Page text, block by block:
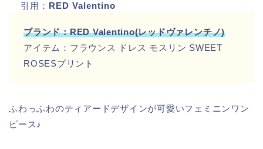
引用： RED Valentino
ブランド：RED Valentino(レッドヴァレンチノ)
アイテム：フラウンス ドレス モスリン SWEET
ROSESプリント
ふわっふわのティアードデザインが可愛いフェミニンワン
ピース♪